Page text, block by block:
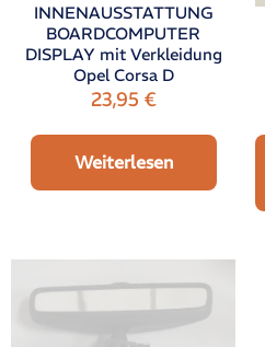
INNENAUSSTATTUNG
BOARDCOMPUTER
DISPLAY mit Verkleidung
Opel Corsa D
23,95 €
Weiterlesen